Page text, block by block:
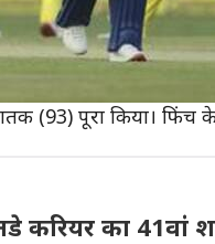
पहला शतक
शतक (104) लगाया।
(93) पूरा किया।
करियर का 41वां